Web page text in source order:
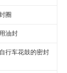
圈
油封
行车花鼓的密封